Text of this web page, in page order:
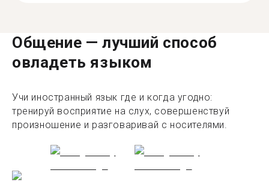
Общение — лучший способ
овладеть языком
Учи иностранный язык где и когда угодно:
тренируй восприятие на слух, совершенствуй
произношение и разговаривай с носителями.